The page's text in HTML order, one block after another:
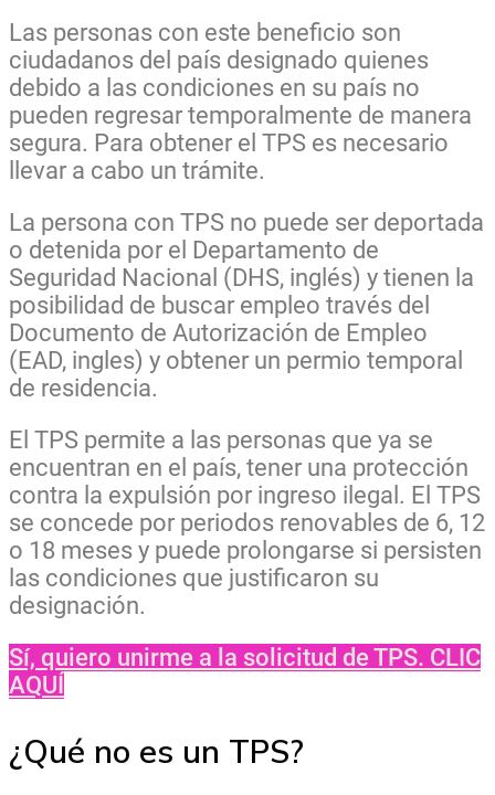
Las personas con este beneficio son
ciudadanos del país designado quienes
debido a las condiciones en su país no
pueden regresar temporalmente de manera
segura. Para obtener el TPS es necesario
llevar a cabo un trámite.
La persona con TPS no puede ser deportada
o detenida por el Departamento de
Seguridad Nacional (DHS, inglés) y tienen la
posibilidad de buscar empleo través del
Documento de Autorización de Empleo
(EAD, ingles) y obtener un permio temporal
de residencia.
El TPS permite a las personas que ya se
encuentran en el país, tener una protección
contra la expulsión por ingreso ilegal. El TPS
se concede por periodos renovables de 6, 12
o 18 meses y puede prolongarse si persisten
las condiciones que justificaron su
designación.
Sí, quiero unirme a la solicitud de TPS. CLIC
AQUÍ
¿Qué no es un TPS?